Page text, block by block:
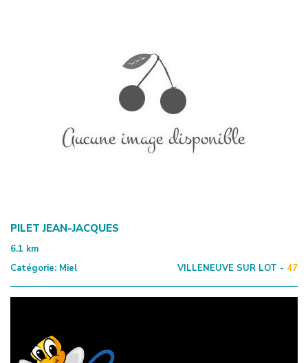
PILET JEAN-JACQUES
6.1 km
Catégorie: Miel VILLENEUVE SUR LOT - 47